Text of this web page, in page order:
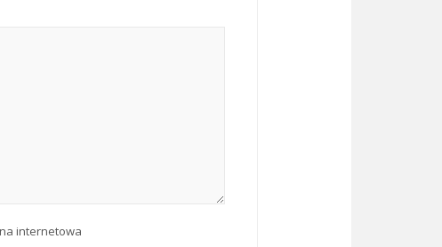
internetowa